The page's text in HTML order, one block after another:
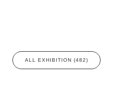
ALL EXHIBITION (482)